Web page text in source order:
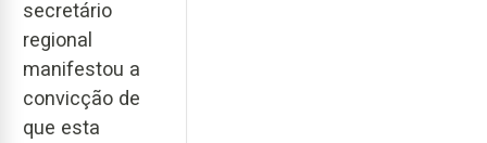
secretário
regional
manifestou a
convicção de
que esta